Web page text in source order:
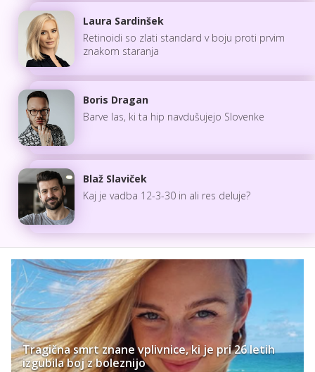
Laura Sardinšek
Retinoidi so zlati standard v boju proti prvim
znakom staranja
Boris Dragan
Barve las, ki ta hip navdušujejo Slovenke
Blaž Slaviček
Kaj je vadba 12-3-30 in ali res deluje?
Tragična smrt znane vplivnice, ki je pri 26 letih
izgubila boj z boleznijo